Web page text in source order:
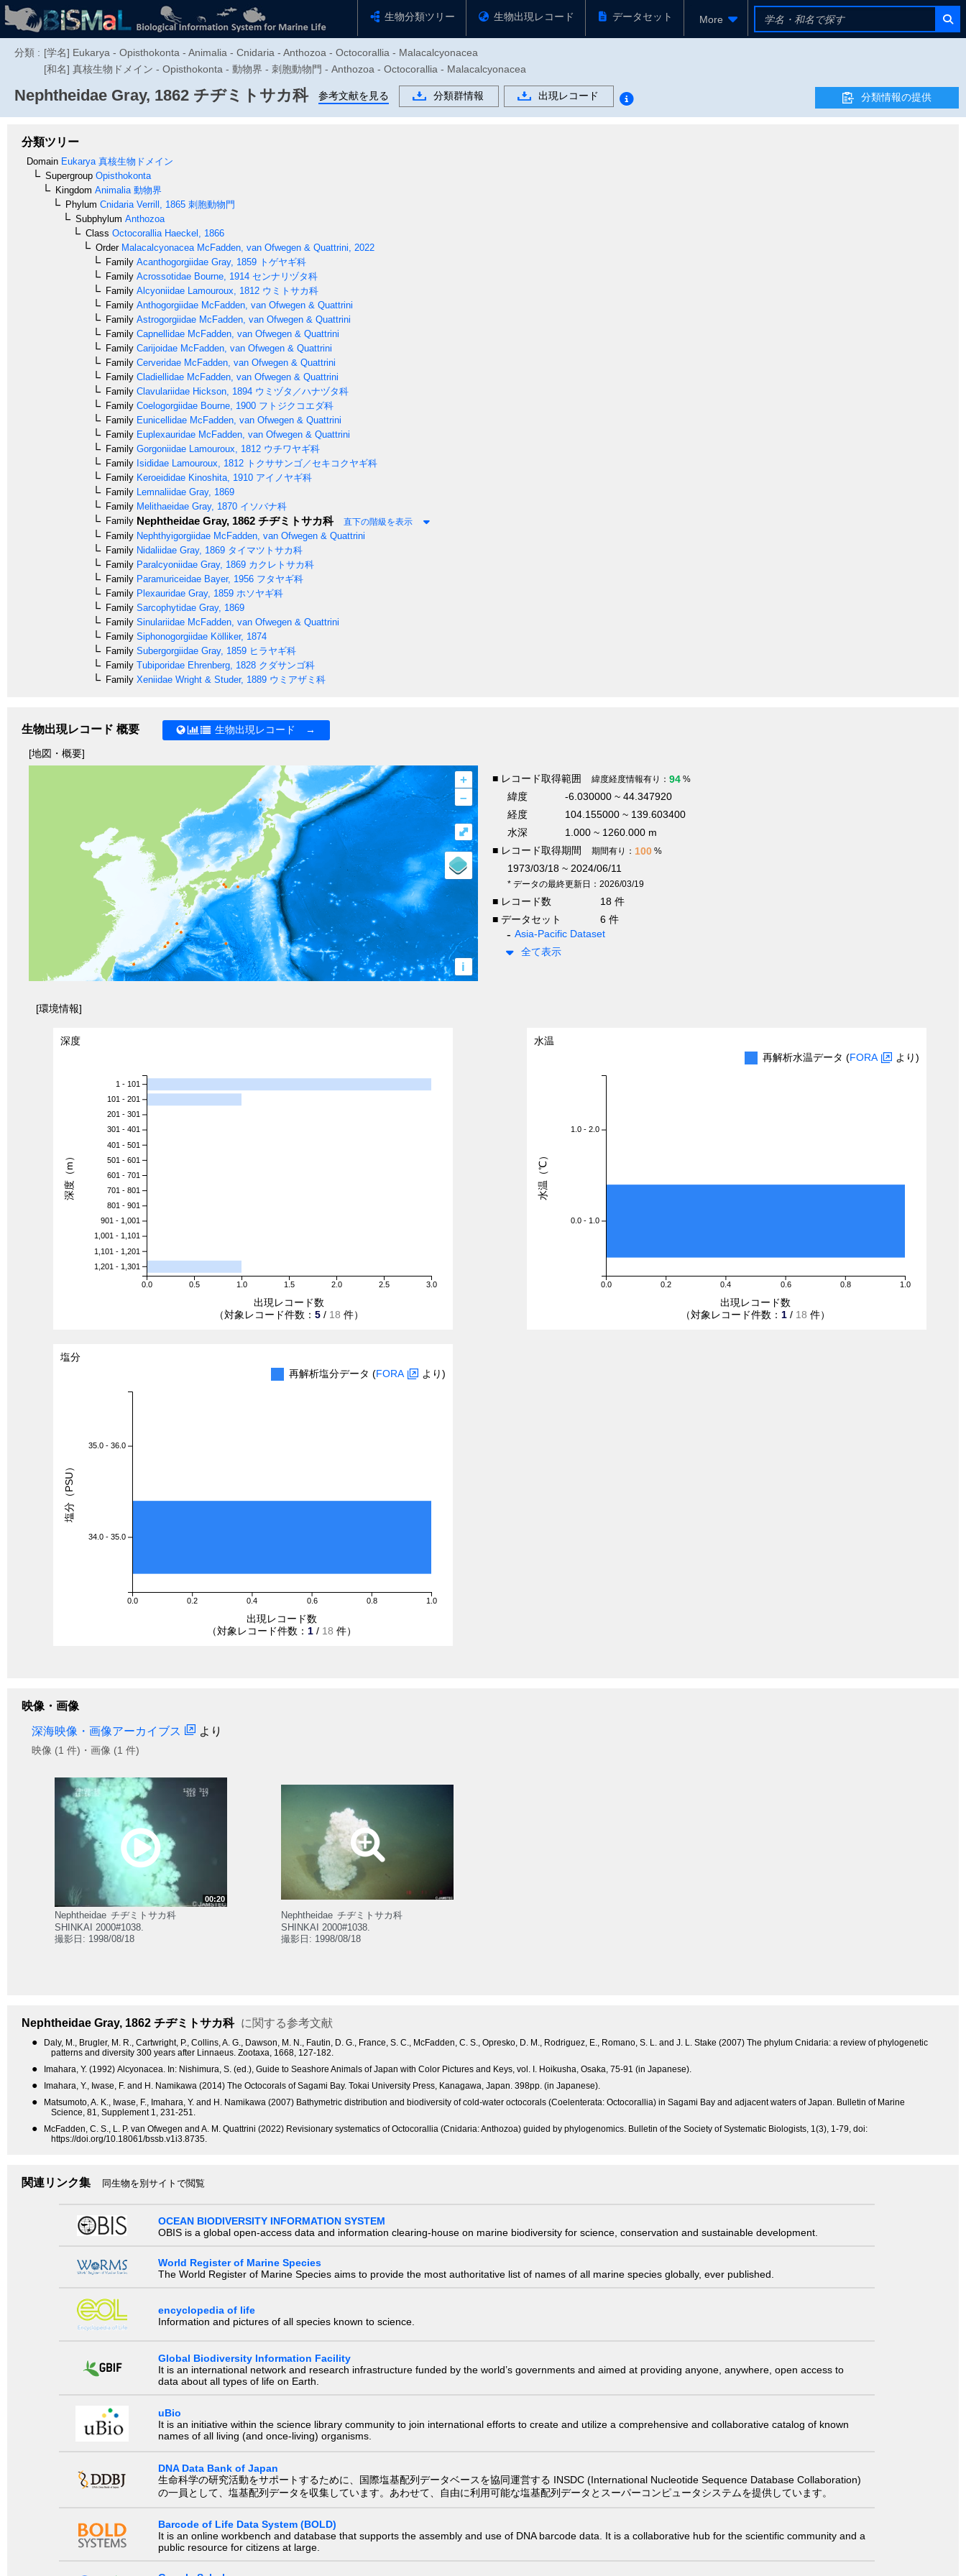
生物分類ツリー 生物出現レコード データセット More
分類 : [学名] Eukarya - Opisthokonta - Animalia - Cnidaria - Anthozoa - Octocorallia - Malacalcyonacea
[和名] 真核生物ドメイン - Opisthokonta - 動物界 - 刺胞動物門 - Anthozoa - Octocorallia - Malacalcyonacea
Nephtheidae Gray, 1862 チヂミトサカ科 参考文献を見る 分類群情報 出現レコード 分類情報の提供
分類ツリー
Domain Eukarya 真核生物ドメイン
Supergroup Opisthokonta
Kingdom Animalia 動物界
Phylum Cnidaria Verrill, 1865 刺胞動物門
Subphylum Anthozoa
Class Octocorallia Haeckel, 1866
OrderMalacalcyonacea McFadden, van Ofwegen & Quattrini, 2022
Family Acanthogorgiidae Gray, 1859 トゲヤギ科
Family Acrossotidae Bourne, 1914 センナリヅタ科
Family Alcyoniidae Lamouroux, 1812 ウミトサカ科
Family Anthogorgiidae McFadden, van Ofwegen & Quattrini
Family Astrogorgiidae McFadden, van Ofwegen & Quattrini
Family Capnellidae McFadden, van Ofwegen & Quattrini
Family Carijoidae McFadden, van Ofwegen & Quattrini
Family Cerveridae McFadden, van Ofwegen & Quattrini
Family Cladiellidae McFadden, van Ofwegen & Quattrini
Family Clavulariidae Hickson, 1894 ウミヅタ／ハナヅタ科
Family Coelogorgiidae Bourne, 1900 フトジクコエダ科
Family Eunicellidae McFadden, van Ofwegen & Quattrini
Family Euplexauridae McFadden, van Ofwegen & Quattrini
Family Gorgoniidae Lamouroux, 1812 ウチワヤギ科
Family Isididae Lamouroux, 1812 トクササンゴ／セキコクヤギ科
Family Keroeididae Kinoshita, 1910 アイノヤギ科
Family Lemnaliidae Gray, 1869
Family Melithaeidae Gray, 1870 イソバナ科
Family Nephtheidae Gray, 1862 チヂミトサカ科 直下の階級を表示
Family Nephthyigorgiidae McFadden, van Ofwegen & Quattrini
Family Nidaliidae Gray, 1869 タイマツトサカ科
Family Paralcyoniidae Gray, 1869 カクレトサカ科
Family Paramuriceidae Bayer, 1956 フタヤギ科
Family Plexauridae Gray, 1859 ホソヤギ科
Family Sarcophytidae Gray, 1869
Family Sinulariidae McFadden, van Ofwegen & Quattrini
Family Siphonogorgiidae Kölliker, 1874
Family Subergorgiidae Gray, 1859 ヒラヤギ科
Family Tubiporidae Ehrenberg, 1828 クダサンゴ科
Family Xeniidae Wright & Studer, 1889 ウミアザミ科
生物出現レコード 概要 生物出現レコード →
[地図・概要]
+
–
i
⤢
■ レコード取得範囲 緯度経度情報有り： 94 %
緯度
-6.030000 ~ 44.347920
経度
104.155000 ~ 139.603400
水深
1.000 ~ 1260.000 m
■ レコード取得期間
期間有り： 100 %
1973/03/18 ~ 2024/06/11
* データの最終更新日：2026/03/19
■ レコード数
18 件
■ データセット
6 件
Asia-Pacific Dataset
全て表示
[環境情報]
深度
0.0 0.5 1.0 1.5 2.0 2.5 3.0
1 - 101
101 - 201
201 - 301
301 - 401
401 - 501
501 - 601
601 - 701
701 - 801
801 - 901
901 - 1,001
1,001 - 1,101
1,101 - 1,201
1,201 - 1,301
出現レコード数
（対象レコード件数： 5 / 18 件）
深度（m）
水温
再解析水温データ (FORA より)
0.0 0.2 0.4 0.6 0.8 1.0
1.0 - 2.0
0.0 - 1.0
出現レコード数
（対象レコード件数： 1 / 18 件）
水温（℃）
塩分
再解析塩分データ (FORA より)
0.0 0.2 0.4 0.6 0.8 1.0
35.0 - 36.0
34.0 - 35.0
出現レコード数
（対象レコード件数： 1 / 18 件）
塩分（PSU）
映像・画像
深海映像・画像アーカイブス より
映像 (1 件)・画像 (1 件)
00:20
Nephtheidae チヂミトサカ科
SHINKAI 2000#1038.
撮影日: 1998/08/18
Nephtheidae チヂミトサカ科
SHINKAI 2000#1038.
撮影日: 1998/08/18
Nephtheidae Gray, 1862 チヂミトサカ科 に関する参考文献
●
Daly, M., Brugler, M. R., Cartwright, P., Collins, A. G., Dawson, M. N., Fautin, D. G., France, S. C., McFadden, C. S., Opresko, D. M., Rodriguez, E., Romano, S. L. and J. L. Stake (2007) The phylum Cnidaria: a review of phylogenetic
patterns and diversity 300 years after Linnaeus. Zootaxa, 1668, 127-182.
● Imahara, Y. (1992) Alcyonacea. In: Nishimura, S. (ed.), Guide to Seashore Animals of Japan with Color Pictures and Keys, vol. I. Hoikusha, Osaka, 75-91 (in Japanese).
● Imahara, Y., Iwase, F. and H. Namikawa (2014) The Octocorals of Sagami Bay. Tokai University Press, Kanagawa, Japan. 398pp. (in Japanese).
●
Matsumoto, A. K., Iwase, F., Imahara, Y. and H. Namikawa (2007) Bathymetric distribution and biodiversity of cold-water octocorals (Coelenterata: Octocorallia) in Sagami Bay and adjacent waters of Japan. Bulletin of Marine
Science, 81, Supplement 1, 231-251.
●
McFadden, C. S., L. P. van Ofwegen and A. M. Quattrini (2022) Revisionary systematics of Octocorallia (Cnidaria: Anthozoa) guided by phylogenomics. Bulletin of the Society of Systematic Biologists, 1(3), 1-79, doi:
https://doi.org/10.18061/bssb.v1i3.8735.
関連リンク集 同生物を別サイトで閲覧
OCEAN BIODIVERSITY INFORMATION SYSTEM
OBIS is a global open-access data and information clearing-house on marine biodiversity for science, conservation and sustainable development.
World Register of Marine Species
The World Register of Marine Species aims to provide the most authoritative list of names of all marine species globally, ever published.
encyclopedia of life
Information and pictures of all species known to science.
Global Biodiversity Information Facility
It is an international network and research infrastructure funded by the world’s governments and aimed at providing anyone, anywhere, open access to
data about all types of life on Earth.
uBio
It is an initiative within the science library community to join international efforts to create and utilize a comprehensive and collaborative catalog of known
names of all living (and once-living) organisms.
DNA Data Bank of Japan
生命科学の研究活動をサポートするために、国際塩基配列データベースを協同運営する INSDC (International Nucleotide Sequence Database Collaboration)
の一員として、塩基配列データを収集しています。あわせて、自由に利用可能な塩基配列データとスーパーコンピュータシステムを提供しています。
Barcode of Life Data System (BOLD)
It is an online workbench and database that supports the assembly and use of DNA barcode data. It is a collaborative hub for the scientific community and a
public resource for citizens at large.